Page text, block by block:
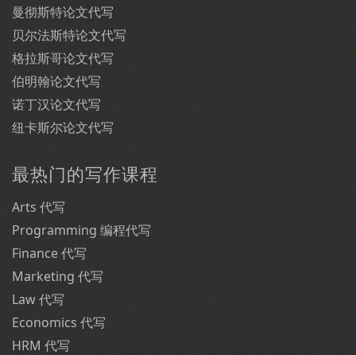
曼彻斯特论文代写
贝尔法斯特论文代写
格拉斯哥论文代写
伯明翰论文代写
诺丁汉论文代写
纽卡斯尔论文代写
最热门的写作课程
Arts 代写
Programming 编程代写
Finance 代写
Marketing 代写
Law 代写
Economics 代写
HRM 代写